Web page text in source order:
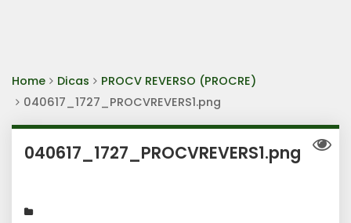
Home Dicas
PROCV REVERSO (PROCRE)
040617_1727_PROCVREVERS1.png
040617_1727_PROCVREVERS1.png